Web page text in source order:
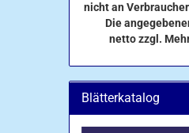
nicht an
Die
netto zzgl.
Blätterkatalog